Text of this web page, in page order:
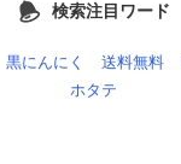
検索注目ワード
黒にんにく 送料無料
ホタテ